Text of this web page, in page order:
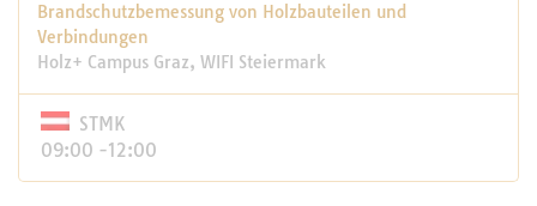
Brandschutzbemessung von Holzbauteilen und
Verbindungen
Holz+ Campus Graz, WIFI Steiermark
STMK
09:00 -12:00